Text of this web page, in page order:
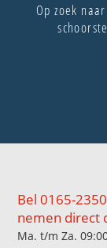
Op zoek
Bel 0165-
nemen direct
Ma. t/m Za.